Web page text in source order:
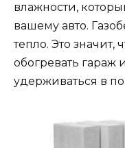
влажности,
вашему авто.
тепло. Это
обогревать гараж
удерживаться в